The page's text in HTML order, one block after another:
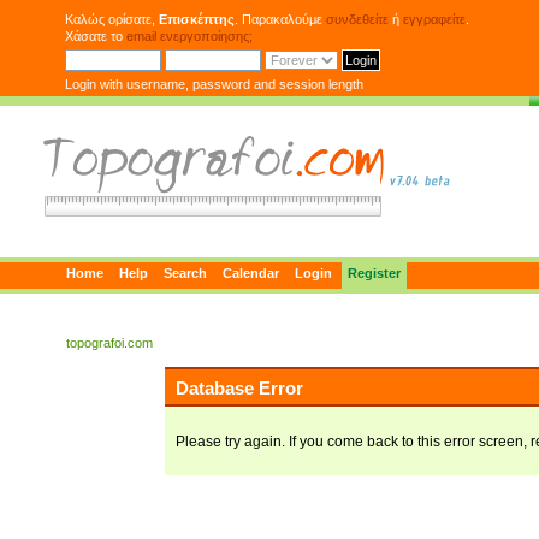
Καλώς ορίσατε, Επισκέπτης . Παρακαλούμε συνδεθείτε ή εγγραφείτε
Χάσατε το email ενεργοποίησης;
Login with username, password and session length
Home Help Search Calendar Login Register
topografoi.com
Database Error
Please try again. If you come back to this error screen,